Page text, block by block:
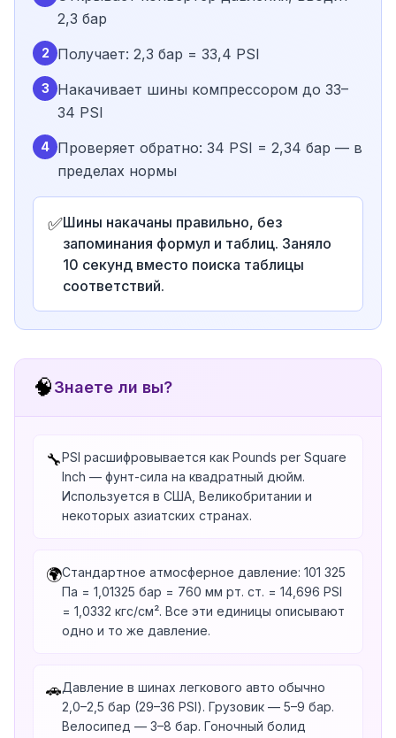
2,3 бар
2 Получает: 2,3 бар = 33,4 PSI
3
Накачивает шины компрессором до 33–
34 PSI
4 Проверяет обратно: 34 PSI = 2,34 бар — в
пределах нормы
✅Шины накачаны правильно, без
запоминания формул и таблиц. Заняло
10 секунд вместо поиска таблицы
соответствий.
🧠Знаете ли вы?
🔧PSI расшифровывается как Pounds per Square
Inch — фунт-сила на квадратный дюйм.
Используется в США, Великобритании и
некоторых азиатских странах.
🌍Стандартное атмосферное давление: 101 325
Па = 1,01325 бар = 760 мм рт. ст. = 14,696 PSI
= 1,0332 кгс/см². Все эти единицы описывают
одно и то же давление.
🚗Давление в шинах легкового авто обычно
2,0–2,5 бар (29–36 PSI). Грузовик — 5–9 бар.
Велосипед — 3–8 бар. Гоночный болид